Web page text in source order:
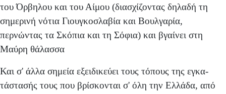
του Όρβηλου και του Αίμου (διασχίζοντας δηλαδή τη
σημερινή νότια Γιουγκοσλαβία και Βουλγαρία,
περνώντας τα Σκόπια και τη Σόφια) και βγαίνει στη
Μαύρη θάλασσα
Και σ' άλλα σημεία εξειδικεύει τους τόπους της εγκα­
τάστασής τους που βρίσκονται σ' όλη την Ελλάδα, από